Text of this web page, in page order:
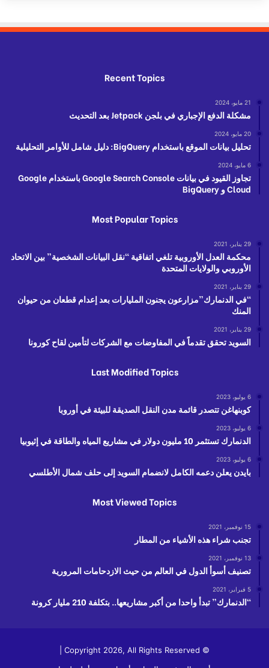
Recent Topics
21 مايو، 2024
مشكلة الدفع الإجباري في بلجن Jetpack بعد التحديث
20 مايو، 2024
تحليل بيانات الموقع باستخدام BigQuery: دليل شامل للأوامر التحليلية
6 مايو، 2024
تجاوز القيود في بيانات Google Search Console باستخدام Google
Cloud و BigQuery
Most Popular Topics
29 يناير، 2021
محكمة العدل الأوروبية تلغي اتفاقية “نقل البيانات الشخصية” بين الاتحاد
الأوروبي والولايات المتحدة
29 يناير، 2021
“في الدنمارك”مزارعون يجنون المليارات بعد إعدام قطعان من حيوان
المنك
29 يناير، 2021
السويد تحقق تقدماً في المفاوضات مع الشركات لتأمين لقاح كورونا
Last Modified Topics
6 يوليو، 2023
كوبنهاغن تتصدر قائمة مدن النقل الصديقة للبيئة في أوروبا
6 يوليو، 2023
الدنمارك تستثمر 10 مليون دولار في مشاريع المياه والطاقة في إثيوبيا
6 يوليو، 2023
بايدن يعلن دعمه الكامل لانضمام السويد إلى حلف شمال الأطلسي
Most Viewed Topics
15 نوفمبر، 2021
تجنب شراء هذه الأشياء من المطار
13 نوفمبر، 2021
تصنيف أسوأ الدول في العالم من حيث الازدحامات المرورية
5 فبراير، 2021
“الدنمارك” تبدأ واحدا من أكبر مشاريعها.. بتكلفة 210 مليار كرونة
© Copyright 2026, All Rights Reserved |